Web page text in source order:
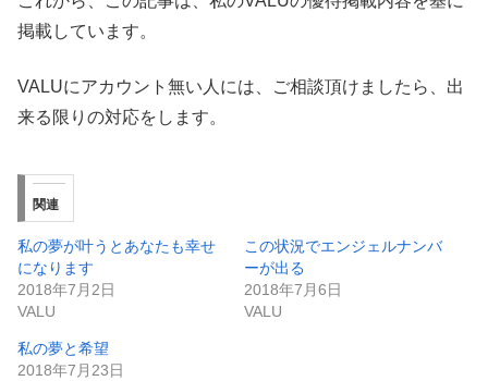
掲載しています。
VALUにアカウント無い人には、ご相談頂けましたら、出
来る限りの対応をします。
関連
私の夢が叶うとあなたも幸せ
になります
2018年7月2日
VALU
この状況でエンジェルナンバ
ーが出る
2018年7月6日
VALU
私の夢と希望
2018年7月23日